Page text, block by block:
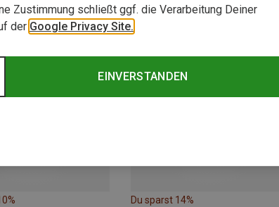
Du sparst 14%
Zustimmung schließt ggf. die Verarbeitung Deiner
der Google Privacy Site.
EINVERSTANDEN